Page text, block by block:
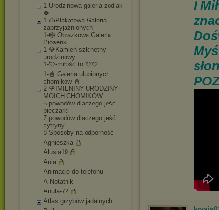
1-Urodzinowa galeria-zodiak
🍀
1-🍰Plakatowa Galeria
zaprzyjaźnionych
1-🎼 Obrazkowa Galeria
Piosenki
1-💎Kamień szlchetny
urodzinowy
1-💘-miłość to 💘💘
1-📓 Galeria ulubionych
chomików 📓
2-🌹IMIENINY-URODZINY-
MOICH CHOMIKÓW
5 powodów dlaczego jeść
pieczarki
7 powodów dlaczego jeść
cytryny
8 Sposoby na odporność
Agnieszka
Alusia19
Ania
Animacje do telefonu
A-Notatnik
Anula-72
Atlas grzybów jadalnych
I